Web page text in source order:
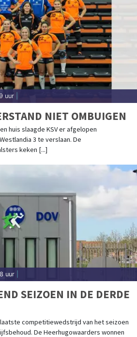
uur
NIET OMBUIGEN
huis slaagde KSV er afgelopen
3 te verslaan. De
keken [...]
uur
SEIZOEN IN DE DERDE
laatste competitiewedstrijd van het seizoen
De Heerhugowaarders wonnen